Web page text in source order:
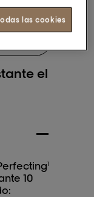
el
1
10
las cookies